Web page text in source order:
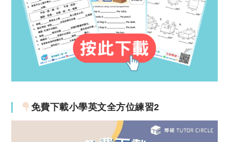
免費下載小學英文全方位練習2